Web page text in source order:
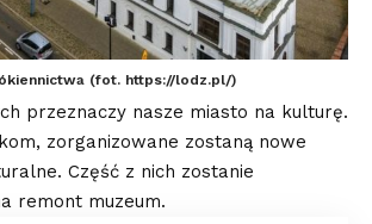
(fot. https://lodz.pl/)
przeznaczy nasze miasto na kulturę.
zorganizowane zostaną nowe
Część z nich zostanie
remont muzeum.